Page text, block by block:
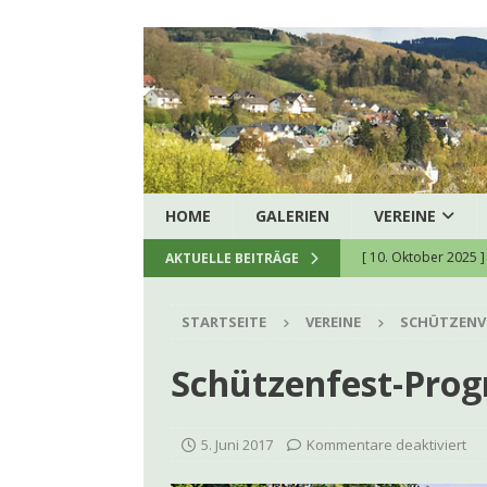
HOME GALERIEN VEREINE
AKTUELLE BEITRÄGE [ 3. Oktober 2016 ]
zukunftssichere
[ 8. Juli 2026 ]
[ 22. Juni 2026 ]
STARTSEITE VEREINE
Schützenfest-
5. Juni 2017 Kommentare deaktiviert